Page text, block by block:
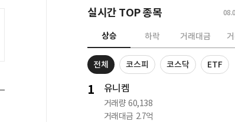
실시간 TOP 종목
상승 하락 거래대금
전체 코스피 코스닥 ETF
1 유니켐
거래량 60,138
거래대금 2.7억